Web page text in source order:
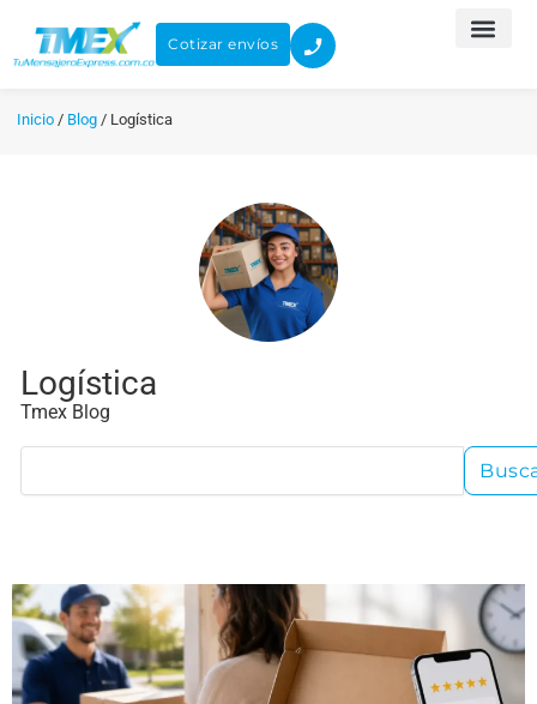
Cotizar envíos
Inicio / Blog / Logística
Logística
Tmex Blog